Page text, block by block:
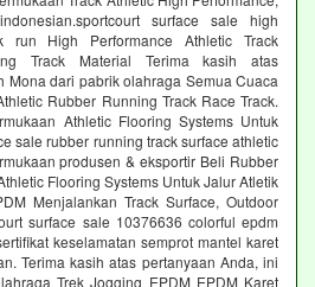
surface sale high
run High Performance Athletic Track
Track Material Terima kasih atas
Mona dari pabrik olahraga Semua Cuaca
Rubber Running Track Race Track.
Athletic Flooring Systems Untuk
sale rubber running track surface athletic
produsen & eksportir Beli Rubber
Flooring Systems Untuk Jalur Atletik
Menjalankan Track Surface, Outdoor
surface sale 10376636 colorful epdm
keselamatan semprot mantel karet
Terima kasih atas pertanyaan Anda, ini
Trek Jogging EPDM EPDM Karet